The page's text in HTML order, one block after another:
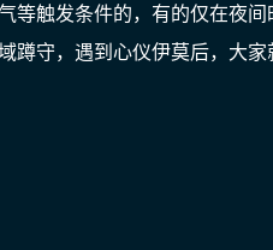
等触发条件的，有的仅在夜
蹲守，遇到心仪伊莫后，大